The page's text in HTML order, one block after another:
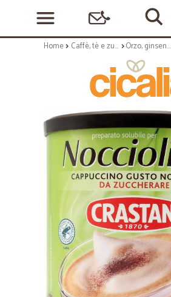
Home Caffè, tè e zucchero Orzo, ginseng, solubili